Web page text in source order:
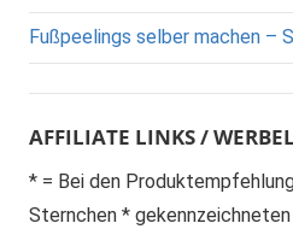
Fußpeelings selber machen –
AFFILIATE LINKS /
* = Bei den
Sternchen *